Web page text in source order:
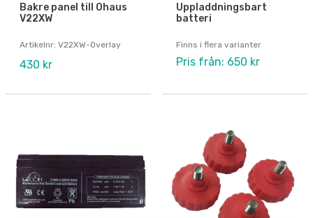
Bakre panel till Ohaus
V22XW
Artikelnr: V22XW-Overlay
430 kr
Uppladdningsbart
batteri
Finns i flera varianter
Pris från: 650 kr